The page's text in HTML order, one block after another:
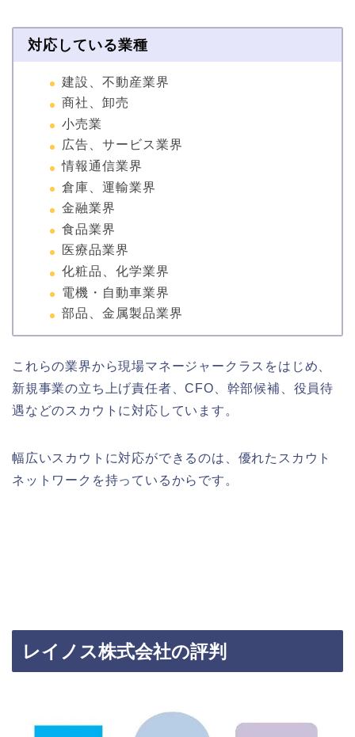
対応している業種
建設、不動産業界
商社、卸売
小売業
広告、サービス業界
情報通信業界
倉庫、運輸業界
金融業界
食品業界
医療品業界
化粧品、化学業界
電機・自動車業界
部品、金属製品業界
これらの業界から現場マネージャークラスをはじめ、
新規事業の立ち上げ責任者、CFO、幹部候補、役員待
遇などのスカウトに対応しています。
幅広いスカウトに対応ができるのは、優れたスカウト
ネットワークを持っているからです。
レイノス株式会社の評判